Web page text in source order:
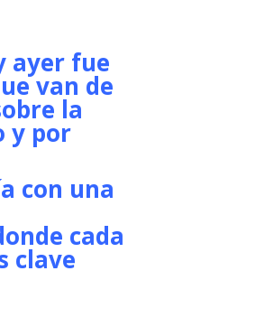
ayer fue
van de
la
y por
con una
cada
clave